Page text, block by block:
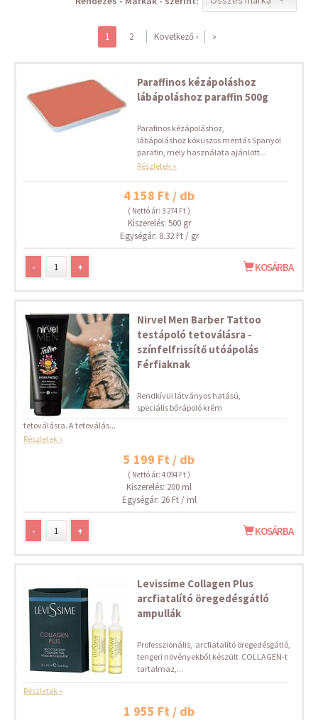
1 2 Következő › »
Paraffinos kézápoláshoz
lábápoláshoz paraffin 500g
Parafinos kézápoláshoz,
lábápoláshoz kókuszos mentás Spanyol
parafin, mely használata ajánlott...
Részletek »
4 158 Ft / db
( Nettó ár: 3 274 Ft )
Kiszerelés: 500 gr
Egységár: 8.32 Ft / gr
- + KOSÁRBA
Nirvel Men Barber Tattoo
testápoló tetoválásra -
színfelfrissítő utóápolás
Férfiaknak
Rendkívül látványos hatású,
speciális bőrápoló krém
tetoválásra. A tetoválás...
Részletek »
5 199 Ft / db
( Nettó ár: 4 094 Ft )
Kiszerelés: 200 ml
Egységár: 26 Ft / ml
- + KOSÁRBA
Levissime Collagen Plus
arcfiatalító öregedésgátló
ampullák
Professzionális, arcfiatalító öregedésgátló,
tengeri növényekből készült COLLAGEN-t
tartalmaz,...
Részletek »
1 955 Ft / db